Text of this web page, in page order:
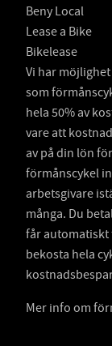
Beny Local
Lease a Bike
Bikelease
Vi har
som
hela 50% av
vare att
av på din lön
förmånscykel
arbetsgivare
många. Du
får automatiskt
bekosta hela
Mer info om